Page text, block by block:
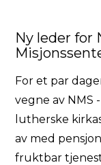
Ny leder for
For et par
vegne av NMS
lutherske
av med
fruktbar